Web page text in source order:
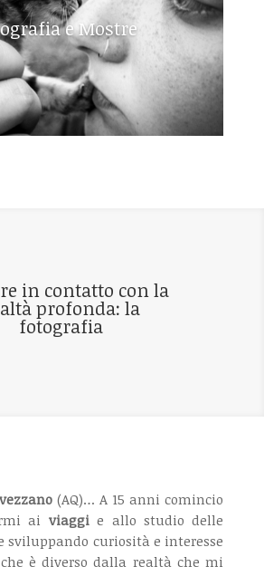
e Mostre
in contatto con la
profonda: la
fotografia
(AQ)… A 15 anni comincio
ai viaggie allo studio delle
sviluppando curiosità e interesse
è diverso dalla realtà che mi